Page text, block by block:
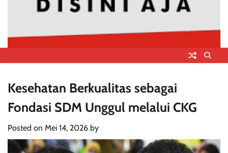
Kesehatan Berkualitas sebagai
Fondasi SDM Unggul melalui CKG
Posted on Mei 14, 2026 by